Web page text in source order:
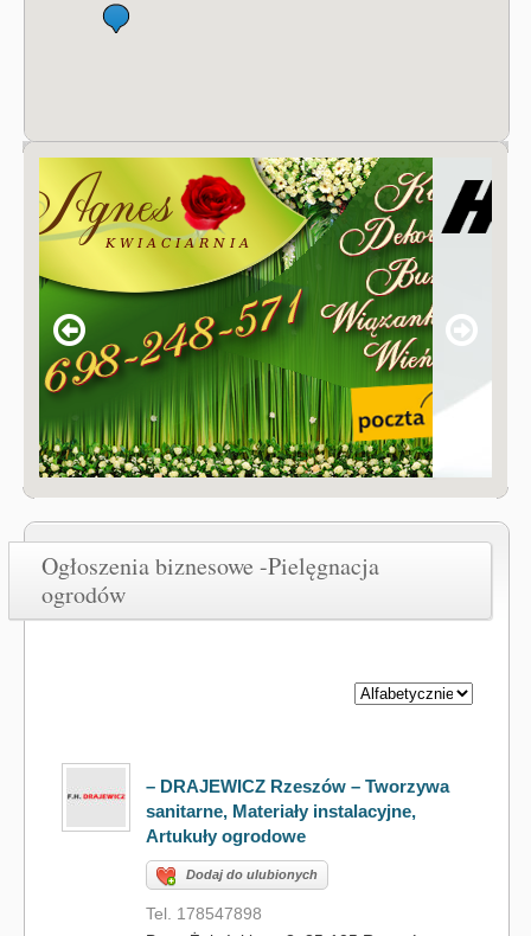
Ogłoszenia biznesowe -Pielęgnacja
ogrodów
– DRAJEWICZ Rzeszów – Tworzywa
sanitarne, Materiały instalacyjne,
Artukuły ogrodowe
Dodaj do ulubionych
Tel. 178547898